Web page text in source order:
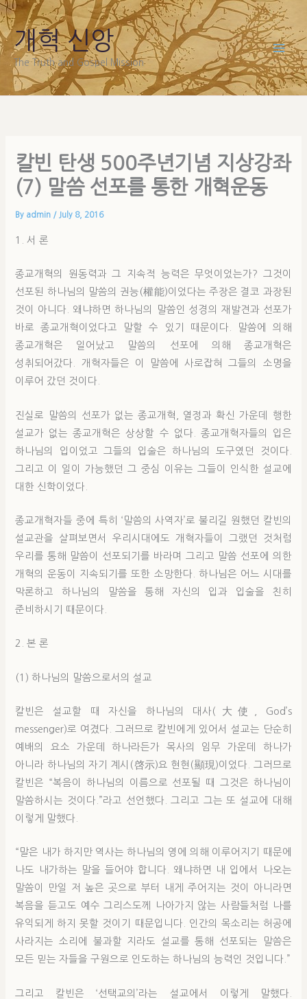
Skip
to
content
개혁 신앙
The Truth and Gospel Mission
칼빈 탄생 500주년기념 지상강좌
(7) 말씀 선포를 통한 개혁운동
By admin / July 8, 2016
1. 서 론
종교개혁의 원동력과 그 지속적 능력은 무엇이었는가? 그것이
선포된 하나님의 말씀의 권능(權能)이었다는 주장은 결코 과장된
것이 아니다. 왜냐하면 하나님의 말씀인 성경의 재발견과 선포가
바로 종교개혁이었다고 말할 수 있기 때문이다. 말씀에 의해
종교개혁은 일어났고 말씀의 선포에 의해 종교개혁은
성취되어갔다. 개혁자들은 이 말씀에 사로잡혀 그들의 소명을
이루어 갔던 것이다.
진실로 말씀의 선포가 없는 종교개혁, 열정과 확신 가운데 행한
설교가 없는 종교개혁은 상상할 수 없다. 종교개혁자들의 입은
하나님의 입이었고 그들의 입술은 하나님의 도구였던 것이다.
그리고 이 일이 가능했던 그 중심 이유는 그들이 인식한 설교에
대한 신학이었다.
종교개혁자들 중에 특히 ‘말씀의 사역자’로 불리길 원했던 칼빈의
설교관을 살펴보면서 우리시대에도 개혁자들이 그랬던 것처럼
우리를 통해 말씀이 선포되기를 바라며 그리고 말씀 선포에 의한
개혁의 운동이 지속되기를 또한 소망한다. 하나님은 어느 시대를
막론하고 하나님의 말씀을 통해 자신의 입과 입술을 친히
준비하시기 때문이다.
2. 본 론
(1) 하나님의 말씀으로서의 설교
칼빈은 설교할 때 자신을 하나님의 대사(大使, God’s
messenger)로 여겼다. 그러므로 칼빈에게 있어서 설교는 단순히
예배의 요소 가운데 하나라든가 목사의 임무 가운데 하나가
아니라 하나님의 자기 계시(啓示)요 현현(顯現)이었다. 그러므로
칼빈은 “복음이 하나님의 이름으로 선포될 때 그것은 하나님이
말씀하시는 것이다.”라고 선언했다. 그리고 그는 또 설교에 대해
이렇게 말했다.
“말은 내가 하지만 역사는 하나님의 영에 의해 이루어지기 때문에
나도 내가하는 말을 들어야 합니다. 왜냐하면 내 입에서 나오는
말씀이 만일 저 높은 곳으로 부터 내게 주어지는 것이 아니라면
복음을 듣고도 예수 그리스도께 나아가지 않는 사람들처럼 나를
유익되게 하지 못할 것이기 때문입니다. 인간의 목소리는 허공에
사라지는 소리에 불과할 지라도 설교를 통해 선포되는 말씀은
모든 믿는 자들을 구원으로 인도하는 하나님의 능력인 것입니다.”
그리고 칼빈은 ‘선택교의’라는 설교에서 이렇게 말했다.